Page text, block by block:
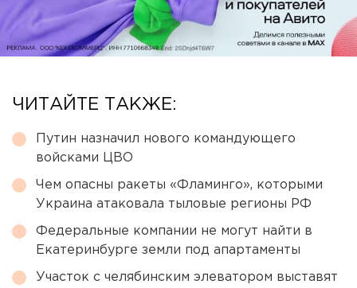
ЧИТАЙТЕ ТАКЖЕ:
Путин назначил нового командующего
войсками ЦВО
Чем опасны ракеты «Фламинго», которыми
Украина атаковала тыловые регионы РФ
Федеральные компании не могут найти в
Екатеринбурге земли под апартаменты
Участок с челябинским элеватором выставят